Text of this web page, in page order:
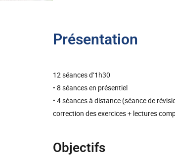
Présentation
12 séances d’1h30
• 8 séances en présentiel
• 4 séances à distance (séance de
correction des exercices + lectures
Objectifs